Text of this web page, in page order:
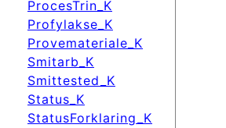
ProcesTrin_K
Profylakse_K
Provemateriale_K
Smitarb_K
Smittested_K
Status_K
StatusForklaring_K